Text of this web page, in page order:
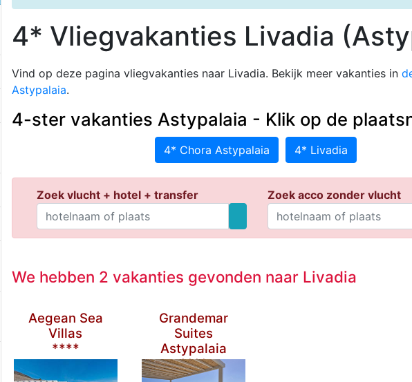
4* Vliegvakanties Livadia
Vind op deze pagina vliegvakanties naar Livadia. Bekijk meer vakanties in
Astypalaia.
4-ster vakanties Astypalaia - Klik op de
4* Chora Astypalaia 4* Livadia
Zoek vlucht + hotel + transfer Zoek acco zonder vlucht
We hebben 2 vakanties gevonden naar Livadia
Aegean Sea
Villas
****
Grandemar
Suites
Astypalaia
****